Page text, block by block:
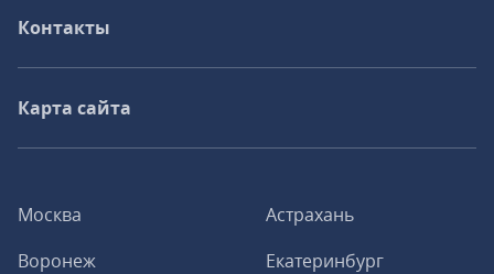
Москва
Астрахань
Воронеж
Екатеринбург
Контакты
Карта сайта